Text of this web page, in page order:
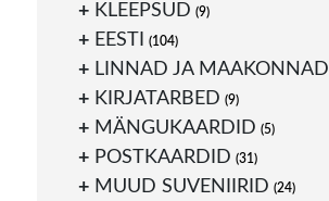
KLEEPSUD (9)
EESTI (104)
LINNAD JA MAAKONNAD
KIRJATARBED (9)
MÄNGUKAARDID (5)
POSTKAARDID (31)
MUUD SUVENIIRID (24)